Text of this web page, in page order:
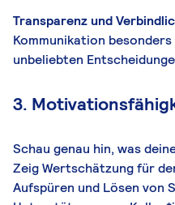
Transparenz und
Kommunikation
unbeliebten
3.
Schau genau hin, was
Zeig Wertschätzung für
Aufspüren und Lösen von